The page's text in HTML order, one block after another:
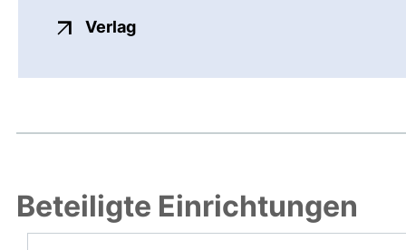
Verlagexterner Link, öffnet neues
Beteiligte Einrichtungen